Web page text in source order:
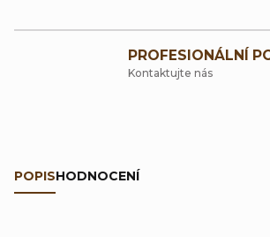
PROFESIONÁLNÍ
Kontaktujte nás
POPISHODNOCENÍ